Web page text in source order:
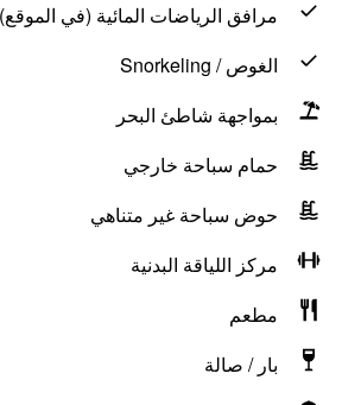
مرافق الرياضات المائية (في الموقع)
الغوص / Snorkeling
بمواجهة شاطئ البحر
حمام سباحة خارجي
حوض سباحة غير متناهي
مركز اللياقة البدنية
مطعم
بار / صالة